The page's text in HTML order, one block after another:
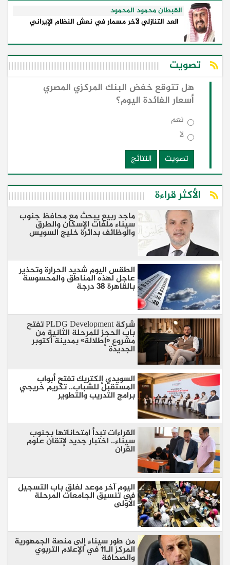
القبطان محمود المحمود
العد التنازلي لآخر مسمار في نعش النظام الإيراني
تصويت
هل تتوقع خفض البنك المركزي المصري
أسعار الفائدة اليوم؟
نعم
لا
تصويت
النتائج
الأكثر قراءة
ماجد ربيع يبحث مع محافظ جنوب
سيناء ملفات الإسكان والطرق
والوظائف بدائرة خليج السويس
الطقس اليوم شديد الحرارة وتحذير
عاجل لهذه المناطق والمحسوسة
بالقاهرة 38 درجة
شركة PLDG Development تفتح
باب الحجز للمرحلة الثانية من
مشروع «إطلالة» بمدينة أكتوبر
الجديدة
السويدي إلكتريك تفتح أبواب
المستقبل للشباب.. تكريم خريجي
برامج التدريب والتطوير
القراءات تبدأ امتحاناتها بجنوب
سيناء.. اختبار جديد لإتقان علوم
القران
اليوم آخر موعد لغلق باب التسجيل
في تنسيق الجامعات المرحلة
الأولى
من طور سيناء إلى منصة الجمهورية
المركز الـ11 في الإعلام التربوي
والصحافة